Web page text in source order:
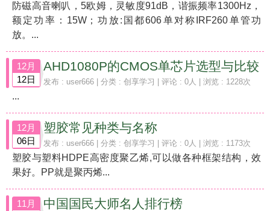
防磁高音喇叭，5欧姆，灵敏度91dB，谐振频率1300Hz，
额定功率：15W；功放:国都606单对称IRF260单管功
放。...
12月
12日
AHD1080P的CMOS单芯片选型与比较
发布 : user666 | 分类 : 创享学习 | 评论 : 0人 | 浏览 : 1228次
...
12月
06日
塑胶常见种类与名称
发布 : user666 | 分类 : 创享学习 | 评论 : 0人 | 浏览 : 1173次
塑胶与塑料HDPE高密度聚乙烯,可以做各种框架结构，效
果好。PP就是聚丙烯...
11月
​中国国民大师名人排行榜